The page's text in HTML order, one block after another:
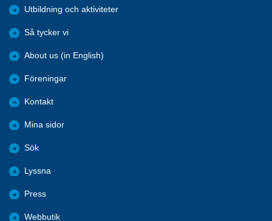
Utbildning och aktiviteter
Så tycker vi
About us (in English)
Föreningar
Kontakt
Mina sidor
Sök
Lyssna
Press
Webbutik